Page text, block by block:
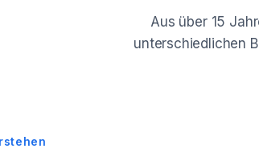
Aus über 15
unterschiedlichen